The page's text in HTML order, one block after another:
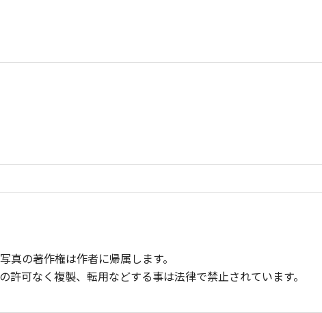
真の著作権は作者に帰属します。
許可なく複製、転用などする事は法律で禁止されています。